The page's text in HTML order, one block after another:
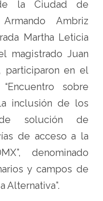
la Ciudad de
Ambriz
Martha Leticia
magistrado Juan
participaron en el
sobre
inclusión de los
solución de
de acceso a la
denominado
y campos de
Alternativa”.